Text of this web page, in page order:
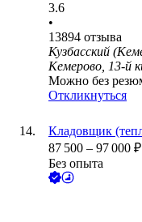
3.6
•
13894 отзыва
Кузбасский
Кемерово, 13-й
Можно без
Откликнуться
Кладовщик
87 500 – 97 000 ₽
Без опыта